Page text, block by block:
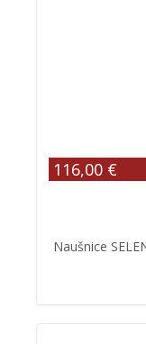
116,00 €
Naušnice